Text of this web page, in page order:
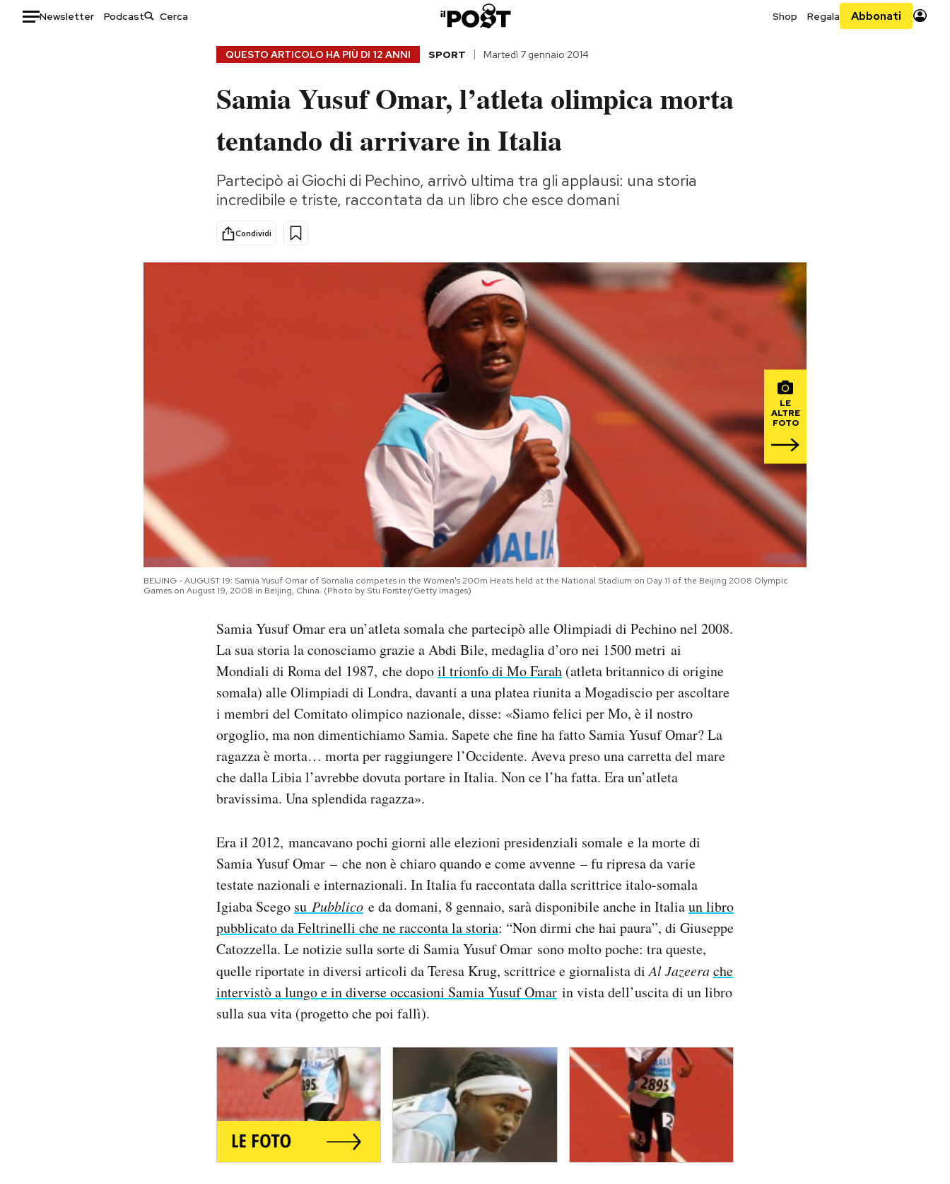
Newsletter Podcast Shop Regala Abbonati
Storie/Idee
Ok Boomer!
Altrecose
AREA PERSONALE
QUESTO ARTICOLO HA PIÙ DI 12 ANNI SPORT Martedì 7 gennaio 2014
Samia Yusuf Omar, l’atleta olimpica morta
tentando di arrivare in Italia
Partecipò ai Giochi di Pechino, arrivò ultima tra gli applausi: una storia
incredibile e triste, raccontata da un libro che esce domani
Condividi
LE
ALTRE
FOTO
BEIJING - AUGUST 19: Samia Yusuf Omar of Somalia competes in the Women's 200m Heats held at the National Stadium on Day 11 of the Beijing 2008 Olympic
Games on August 19, 2008 in Beijing, China. (Photo by Stu Forster/Getty Images)
Samia Yusuf Omar era un’atleta somala che partecipò alle Olimpiadi di Pechino nel 2008.
La sua storia la conosciamo grazie a Abdi Bile, medaglia d’oro nei 1500 metri ai
Mondiali di Roma del 1987, che dopoil trionfo di Mo Farah (atleta britannico di origine
somala) alle Olimpiadi di Londra, davanti a una platea riunita a Mogadiscio per ascoltare
i membri del Comitato olimpico nazionale, disse: «Siamo felici per Mo, è il nostro
orgoglio, ma non dimentichiamo Samia. Sapete che fine ha fatto Samia Yusuf Omar? La
ragazza è morta… morta per raggiungere l’Occidente. Aveva preso una carretta del mare
che dalla Libia l’avrebbe dovuta portare in Italia. Non ce l’ha fatta. Era un’atleta
bravissima. Una splendida ragazza».
Era il 2012, mancavano pochi giorni alle elezioni presidenziali somale e la morte di
Samia Yusuf Omar – che non è chiaro quando e come avvenne – fu ripresa da varie
testate nazionali e internazionali. In Italia fu raccontata dalla scrittrice italo-somala
Igiaba Scego su Pubblico e da domani, 8 gennaio, sarà disponibile anche in Italiaun libro
pubblicato da Feltrinelli che ne racconta la storia: “Non dirmi che hai paura”, di Giuseppe
Catozzella. Le notizie sulla sorte di Samia Yusuf Omar sono molto poche: tra queste,
quelle riportate in diversi articoli da Teresa Krug, scrittrice e giornalista diAl Jazeerache
intervistò a lungo e in diverse occasioni Samia Yusuf Omar in vista dell’uscita di un libro
sulla sua vita (progetto che poi fallì).